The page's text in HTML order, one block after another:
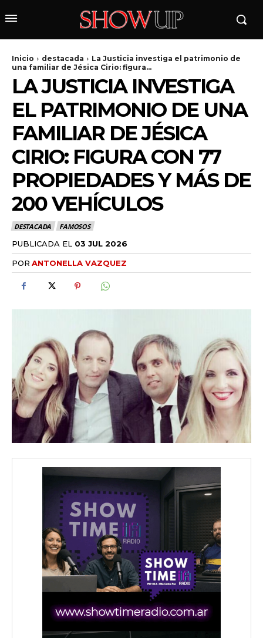
Inicio destacada
La Justicia investiga el patrimonio de
una familiar de Jésica Cirio: figura...
LA JUSTICIA INVESTIGA
EL PATRIMONIO DE UNA
FAMILIAR DE JÉSICA
CIRIO: FIGURA CON 77
PROPIEDADES Y MÁS DE
200 VEHÍCULOS
DESTACADA FAMOSOS
PUBLICADA EL 03 JUL 2026
POR ANTONELLA VAZQUEZ